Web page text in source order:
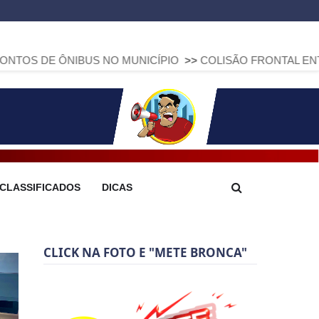
NO MUNICÍPIO >> COLISÃO FRONTAL ENTRE DUAS
CLASSIFICADOS DICAS
CLICK NA FOTO E "METE BRONCA"